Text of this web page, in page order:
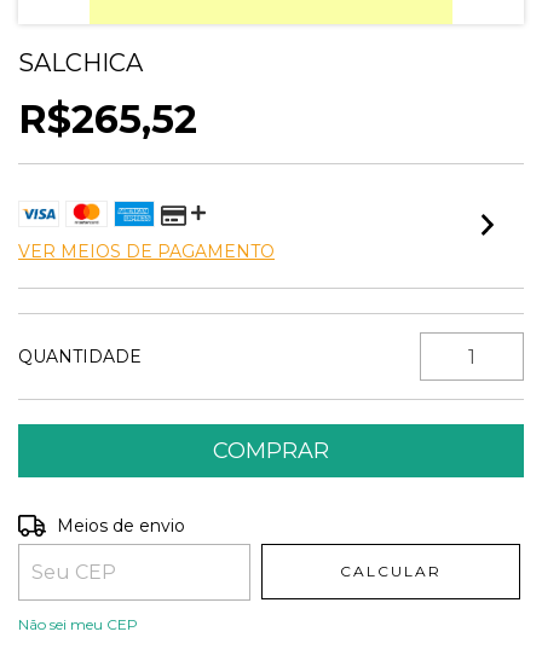
SALCHICA
R$265,52
VER MEIOS DE PAGAMENTO
QUANTIDADE
Entregas para o CEP:
Meios de envio
CALCULAR
Não sei meu CEP